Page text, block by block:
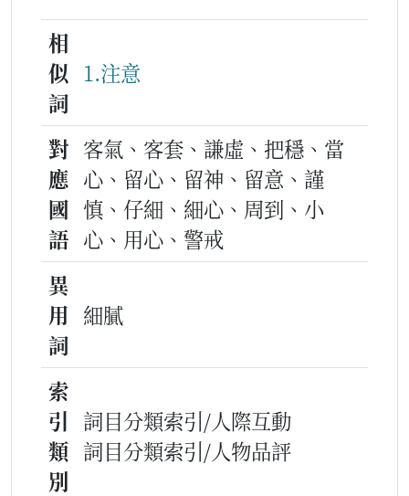
相
似
詞
1.注意
對
應
國
語
客氣、客套、謙虛、把穩、當
心、留心、留神、留意、謹
慎、仔細、細心、周到、小
心、用心、警戒
異
用
詞
細膩
索
引
類
別
詞目分類索引/人際互動
詞目分類索引/人物品評